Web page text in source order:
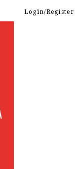
Login/Register